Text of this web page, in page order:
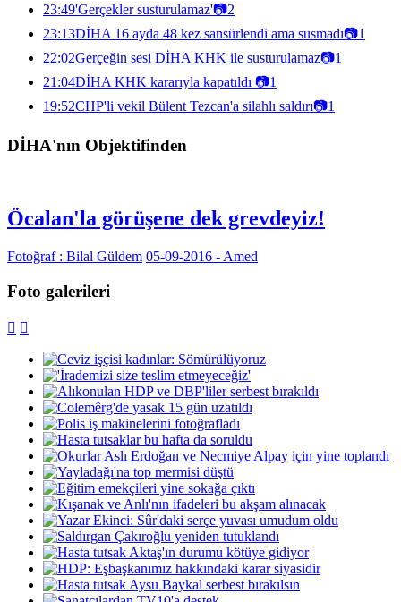
23:49'Gerçekler susturulamaz'📷2
23:13DİHA 16 ayda 48 kez sansürlendi ama susmadı📷1
22:02Gerçeğin sesi DİHA KHK ile susturulamaz📷1
21:04DİHA KHK kararıyla kapatıldı 📷1
19:52CHP'li vekil Bülent Tezcan'a silahlı saldırı📷1
DİHA'nın Objektifinden
Öcalan'la görüşene dek grevdeyiz!
Fotoğraf : Bilal Güldem 05-09-2016 - Amed
Foto galerileri
 